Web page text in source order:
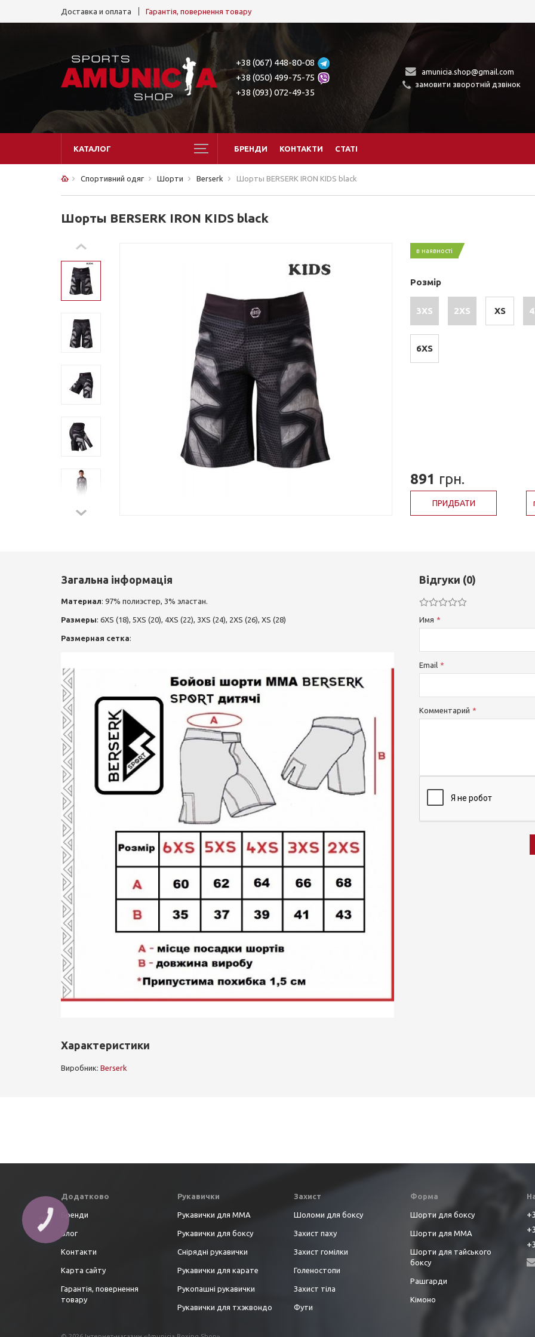
Доставка и оплата Гарантія, повернення товару
+38 (067) 448-80-08
+38 (050) 499-75-75
+38 (093) 072-49-35
amunicia.shop@gmail.com
замовити зворотній дзвінок
КАТАЛОГ БРЕНДИ КОНТАКТИ СТАТІ
Спортивний одяг Шорти Berserk Шорты BERSERK IRON KIDS black
Шорты BERSERK IRON KIDS black
в наявності
Розмір
3XS 2XS XS
6XS
891 грн.
ПРИДБАТИ
Загальна інформація
Материал: 97% полиэстер, 3% эластан.
Размеры: 6XS (18), 5XS (20), 4XS (22), 3XS (24), 2XS (26), XS (28)
Размерная сетка:
Характеристики
Виробник: Berserk
Відгуки (0)
Имя
Email
Комментарий
Додатково
Бренди
Блог
Контакти
Карта сайту
Гарантія, повернення
товару
Рукавички
Рукавички для ММА
Рукавички для боксу
Снірядні рукавички
Рукавички для карате
Рукопашні рукавички
Рукавички для тхэквондо
Захист
Шоломи для боксу
Захист паху
Захист гомілки
Голеностопи
Захист тіла
Фути
Форма
Шорти для боксу
Шорти для ММА
Шорти для тайського
боксу
Рашгарди
Кімоно